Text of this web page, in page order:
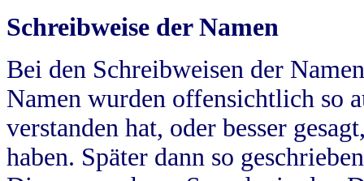
Schreibweise der Namen
Bei den Schreibweisen der
Namen wurden offensichtlich so
verstanden hat, oder besser
haben. Später dann so